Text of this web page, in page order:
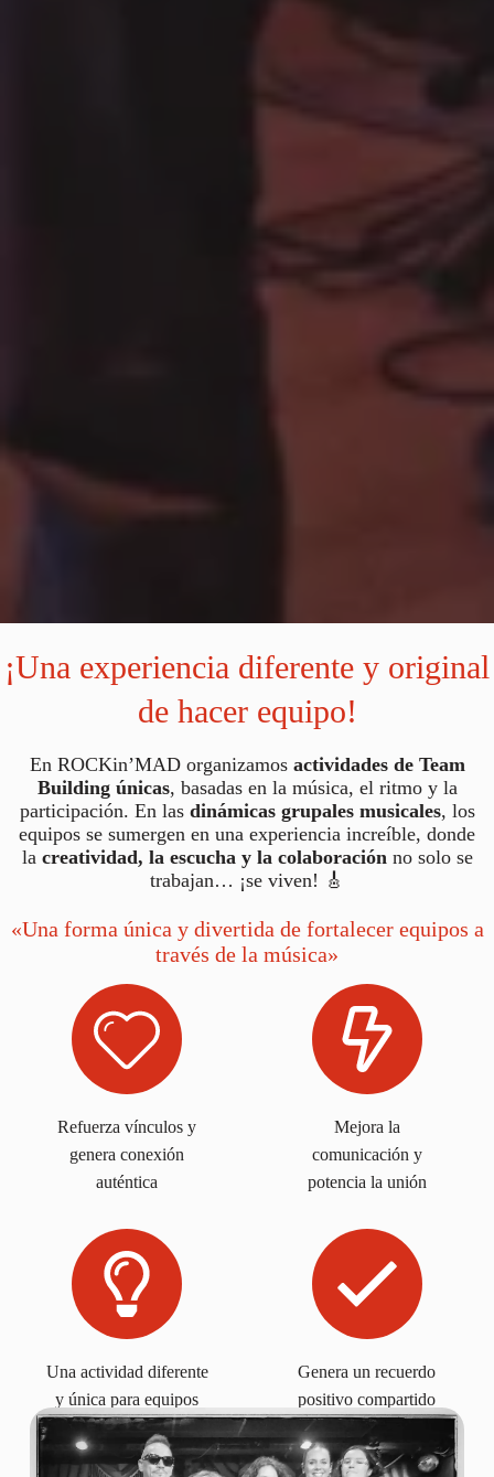
¡Una experiencia diferente y original
de hacer equipo!
En ROCKin’MAD organizamos actividades de Team
Building únicas, basadas en la música, el ritmo y la
participación. En las dinámicas grupales musicales, los
equipos se sumergen en una experiencia increíble, donde
la creatividad, la escucha y la colaboración no solo se
trabajan… ¡se viven! 🎸
«Una forma única y divertida de fortalecer equipos a
través de la música»
Refuerza vínculos y
genera conexión
auténtica
Mejora la
comunicación y
potencia la unión
Una actividad diferente
y única para equipos
Genera un recuerdo
positivo compartido